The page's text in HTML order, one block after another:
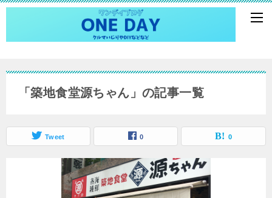
「築地食堂源ちゃん」の記事一覧
Tweet 0 0